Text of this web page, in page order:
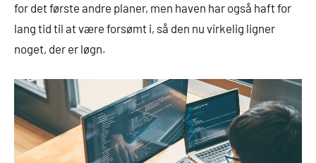
for det første andre planer, men haven har også haft for
lang tid til at være forsømt i, så den nu virkelig ligner
noget, der er løgn.